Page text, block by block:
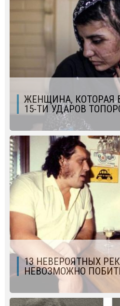
ЖЕНЩИНА, КОТОРАЯ
15-ТИ УДАРОВ
13 НЕВЕРОЯТНЫХ
НЕВОЗМОЖНО